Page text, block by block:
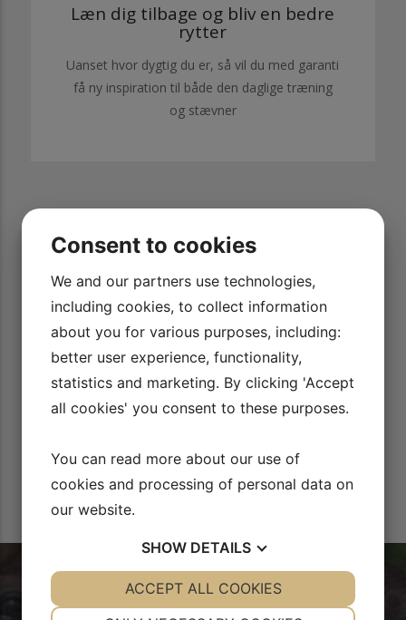
Læn dig tilbage og bliv en bedre
rytter
Uanset hvor dygtig du er, så vil du med garanti
få ny inspiration til både den daglige træning
og stævner
mig til at
et sted uden ret
Både som rytter og underviser er der gode
og forklaringer. Et super værktøj i
Karoline Louise Skøt
Consent to cookies
We and our partners use technologies,
including cookies, to collect information
about you for various purposes, including:
better user experience, functionality,
statistics and marketing. By clicking 'Accept
all cookies' you consent to these purposes.
You can read more about our use of
cookies and processing of personal data on
our website.
SHOW DETAILS
YES NO YES NO
ACCEPT ALL COOKIES